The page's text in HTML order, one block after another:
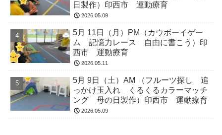
日製作）印西市 運動療育
2026.05.09
5月 11日（月）PM（カウボーイゲー
ム 記憶力レース 自由に書こう）印
西市 運動療育
2026.05.11
5月 9日（土）AM （フルーツ探し 追
っかけ玉入れ くるくるカラーマッチ
ング 母の日製作）印西市 運動療育
2026.05.09